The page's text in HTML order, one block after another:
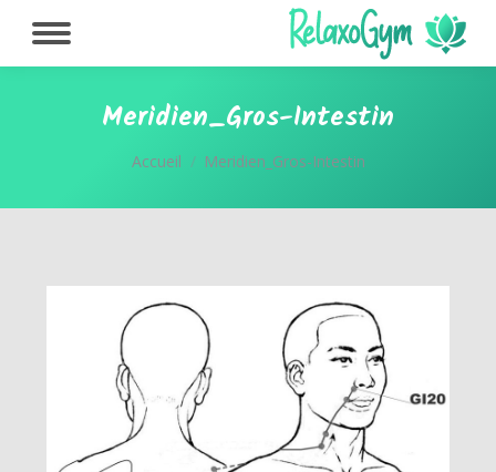
Meridien_Gros-Intestin
Vous êtes ici :
Accueil Meridien_Gros-Intestin